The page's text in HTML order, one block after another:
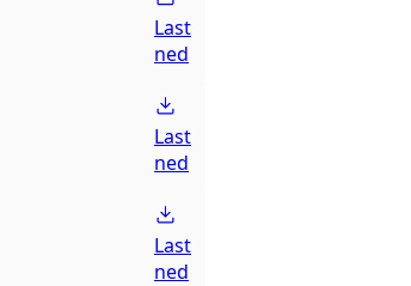
Last
ned
Last
ned
Last
ned